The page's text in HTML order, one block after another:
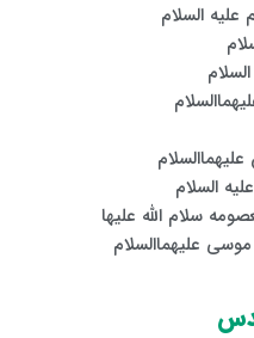
السلام
السلام
سلام الله علیها
علیهماالسلام